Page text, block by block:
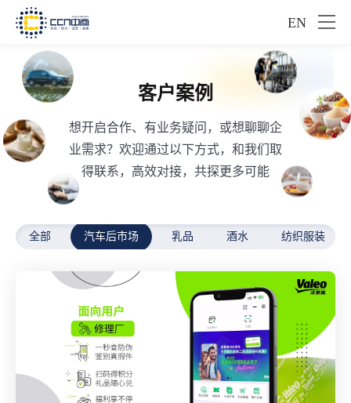
EN
客户案例
想开启合作、有业务疑问，或想聊聊企
业需求？欢迎通过以下方式，和我们取
得联系，高效对接，共探更多可能
全部 汽车后市场 乳品 酒水 纺织服装